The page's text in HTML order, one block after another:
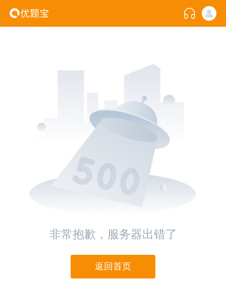
非常抱歉，服务器出错了
返回首页